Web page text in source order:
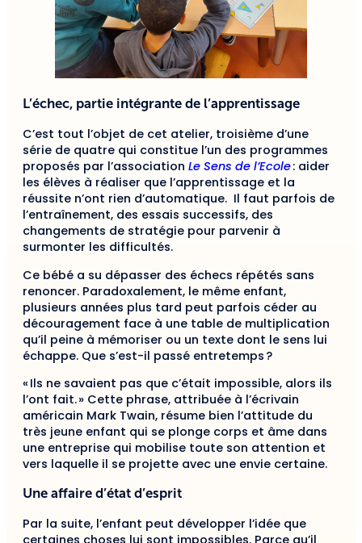
L’échec, partie intégrante de l’apprentissage
C’est tout l’objet de cet atelier, troisième d’une
série de quatre qui constitue l’un des programmes
proposés par l’association Le Sens de l’Ecole: aider
les élèves à réaliser que l’apprentissage et la
réussite n’ont rien d’automatique. Il faut parfois de
l’entraînement, des essais successifs, des
changements de stratégie pour parvenir à
surmonter les difficultés.
Ce bébé a su dépasser des échecs répétés sans
renoncer. Paradoxalement, le même enfant,
plusieurs années plus tard peut parfois céder au
découragement face à une table de multiplication
qu’il peine à mémoriser ou un texte dont le sens lui
échappe. Que s’est-il passé entretemps ?
« Ils ne savaient pas que c’était impossible, alors ils
l’ont fait. » Cette phrase, attribuée à l’écrivain
américain Mark Twain, résume bien l’attitude du
très jeune enfant qui se plonge corps et âme dans
une entreprise qui mobilise toute son attention et
vers laquelle il se projette avec une envie certaine.
Une affaire d’état d’esprit
Par la suite, l’enfant peut développer l’idée que
certaines choses lui sont impossibles. Parce qu’il